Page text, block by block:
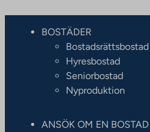
BOSTÄDER
Bostadsrättsbostad
Hyresbostad
Seniorbostad
Nyproduktion
ANSÖK OM EN BOSTAD